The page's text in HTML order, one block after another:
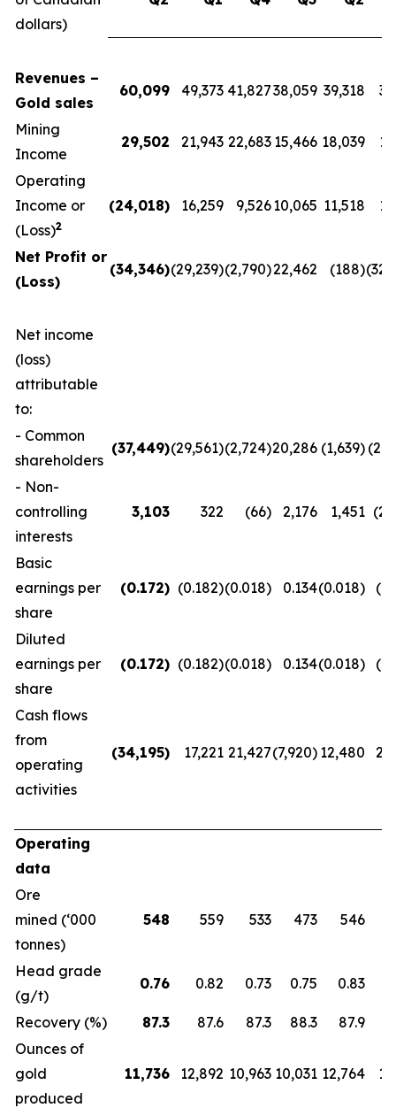
dollars)
Revenues –
Gold sales
60,099 49,373 41,82738,059 39,318
Mining
Income
29,502 21,943 22,683 15,466 18,039
Operating
Income or
(Loss)2
(24,018) 16,259 9,52610,065 11,518
Net Profit or
(Loss)
(34,346)(29,239)(2,790)22,462 (188)
Net income
(loss)
attributable
to:
- Common
shareholders
(37,449)(29,561)(2,724)20,286 (1,639)
- Non-
controlling
interests
3,103 322 (66) 2,176 1,451
Basic
earnings per
share
(0.172) (0.182)(0.018) 0.134(0.018)
Diluted
earnings per
share
(0.172) (0.182)(0.018) 0.134(0.018)
Cash flows
from
operating
activities
(34,195) 17,221 21,427(7,920) 12,480
Operating
data
Ore
mined (‘000
tonnes)
548 559 533 473 546
Head grade
(g/t)
0.76 0.82 0.73 0.75 0.83
Recovery (%) 87.3 87.6 87.3 88.3 87.9
Ounces of
gold
produced
11,736 12,892 10,963 10,031 12,764